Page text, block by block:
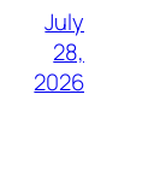
July
28,
2026